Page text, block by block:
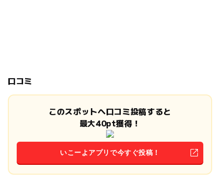
口コミ
このスポットへ口コミ投稿すると
最大40pt獲得！
いこーよアプリで今すぐ投稿！